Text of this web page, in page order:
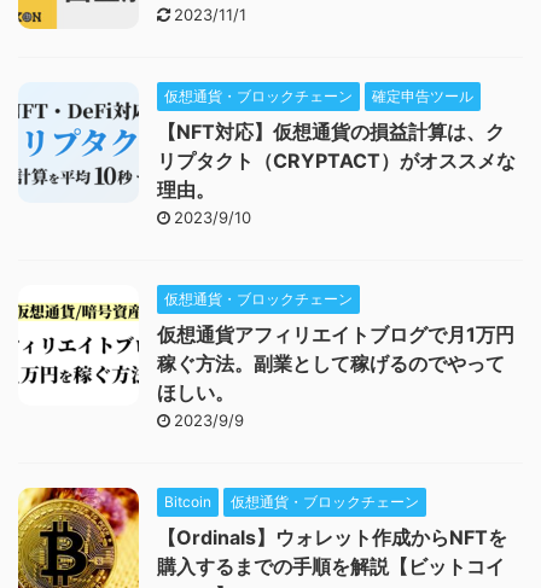
2023/11/1
仮想通貨・ブロックチェーン 確定申告ツール
【NFT対応】仮想通貨の損益計算は、ク
リプタクト（CRYPTACT）がオススメな
理由。
2023/9/10
仮想通貨・ブロックチェーン
仮想通貨アフィリエイトブログで月1万円
稼ぐ方法。副業として稼げるのでやって
ほしい。
2023/9/9
Bitcoin 仮想通貨・ブロックチェーン
【Ordinals】ウォレット作成からNFTを
購入するまでの手順を解説【ビットコイ